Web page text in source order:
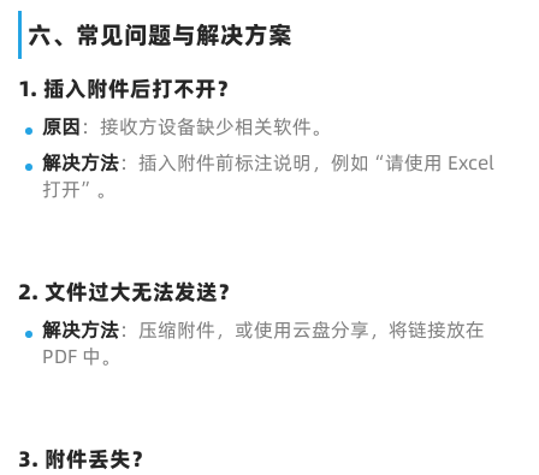
六、常见问题与解决方案
1. 插入附件后打不开？
原因：接收方设备缺少相关软件。
解决方法：插入附件前标注说明，例如“请使用 Excel
打开”。
2. 文件过大无法发送？
解决方法：压缩附件，或使用云盘分享，将链接放在
PDF 中。
3. 附件丢失？